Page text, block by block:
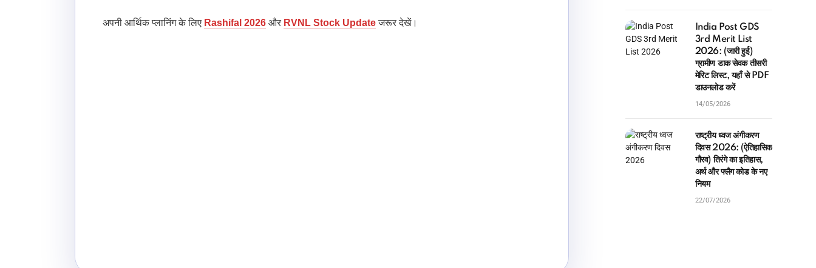
अपनी आर्थिक प्लानिंग के लिए Rashifal 2026 और RVNL Stock Updateजरूर देखें।
India Post GDS
3rd Merit List
2026: (जारी हुई)
ग्रामीण डाक सेवक तीसरी
मेरिट लिस्ट, यहाँ से PDF
डाउनलोड करें
14/05/2026
राष्ट्रीय ध्वज अंगीकरण
दिवस 2026: (ऐतिहासिक
गौरव) तिरंगे का इतिहास,
अर्थ और फ्लैग कोड के नए
नियम
22/07/2026